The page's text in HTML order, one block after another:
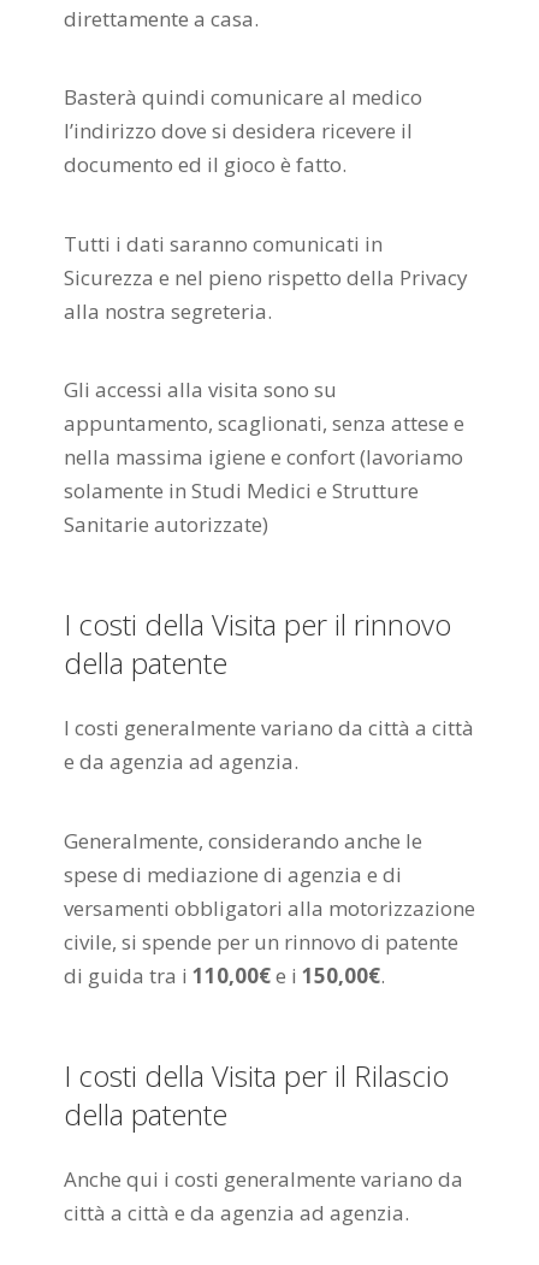
direttamente a casa.
Basterà quindi comunicare al medico
l’indirizzo dove si desidera ricevere il
documento ed il gioco è fatto.
Tutti i dati saranno comunicati in
Sicurezza e nel pieno rispetto della Privacy
alla nostra segreteria.
Gli accessi alla visita sono su
appuntamento, scaglionati, senza attese e
nella massima igiene e confort (lavoriamo
solamente in Studi Medici e Strutture
Sanitarie autorizzate)
I costi della Visita per il rinnovo
della patente
I costi generalmente variano da città a città
e da agenzia ad agenzia.
Generalmente, considerando anche le
spese di mediazione di agenzia e di
versamenti obbligatori alla motorizzazione
civile, si spende per un rinnovo di patente
di guida tra i 110,00€e i 150,00€.
I costi della Visita per il Rilascio
della patente
Anche qui i costi generalmente variano da
città a città e da agenzia ad agenzia.